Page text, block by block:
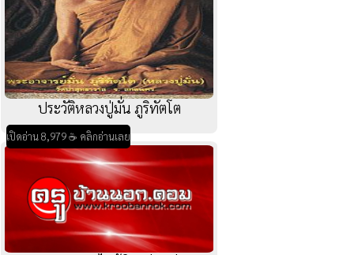
ประวัติหลวงปู่มั่น ภูริทัตโต
เปิดอ่าน 8,979 ☕ คลิกอ่านเลย